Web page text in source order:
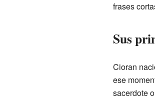
frases
Sus
Cioran
ese
sacerdote